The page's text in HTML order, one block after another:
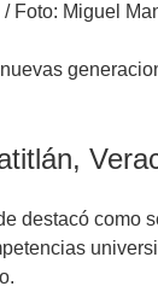
/ Foto: Miguel
destacó